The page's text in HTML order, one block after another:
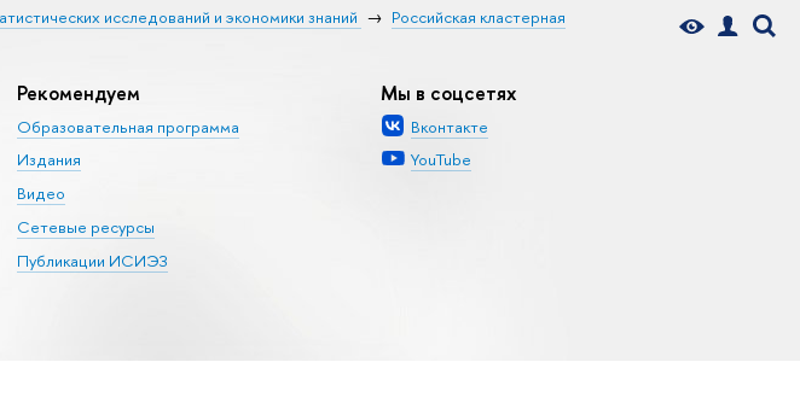
исследований и экономики знаний
Российская кластерная
Рекомендуем
Образовательная программа
Издания
Видео
Сетевые ресурсы
Публикации ИСИЭЗ
Мы в соцсетях
Вконтакте
YouTube